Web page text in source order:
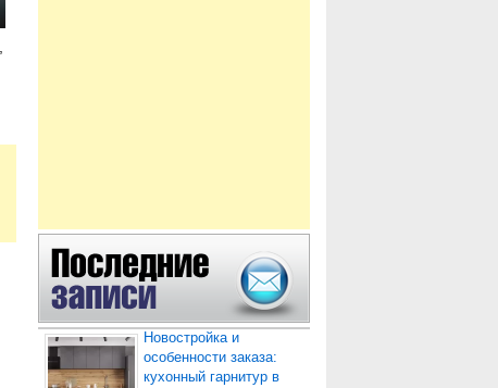
Новостройка и
особенности заказа:
кухонный гарнитур в